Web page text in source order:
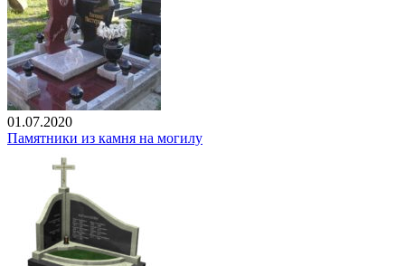
01.07.2020
Памятники из камня на могилу